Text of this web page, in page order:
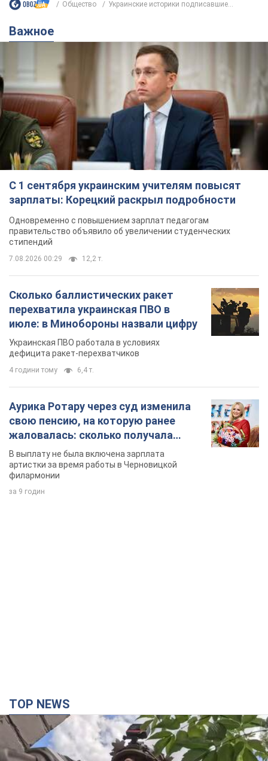
С 1 сентября украинским учителям повысят
зарплаты: Корецкий раскрыл подробности
Одновременно с повышением зарплат педагогам
правительство объявило об увеличении студенческих
стипендий
7.08.2026 00:29 12,2 т.
перехватила украинская ПВО в
июле: в Минобороны назвали цифру
Украинская ПВО работала в условиях
дефицита ракет-перехватчиков
Аурика Ротару через суд изменила
свою пенсию, на которую ранее
жаловалась: сколько получала
певица
артистки за время работы в Черновицкой
филармонии
за 9 годин
Третий армейский корпус создает для
российских оккупантов на Лиманском